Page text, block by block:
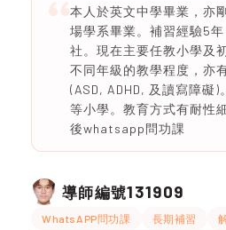
本人於英文中學畢業，亦
場學系畢業。補習經驗5
社。現在主要任教小學及
不同年級的教學程度，亦
(ASD, ADHD, 及讀寫障礙
等小學。教育方式有耐性
後whatsapp問功課
導師編號131909
WhatsAPP問功課 長期補習